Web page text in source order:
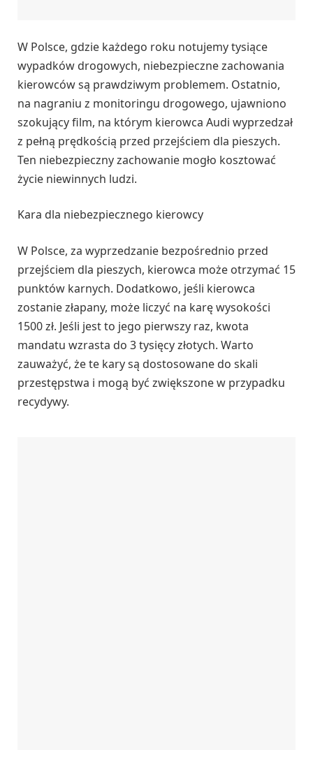
W Polsce, gdzie każdego roku notujemy tysiące
wypadków drogowych, niebezpieczne zachowania
kierowców są prawdziwym problemem. Ostatnio,
na nagraniu z monitoringu drogowego, ujawniono
szokujący film, na którym kierowca Audi wyprzedzał
z pełną prędkością przed przejściem dla pieszych.
Ten niebezpieczny zachowanie mogło kosztować
życie niewinnych ludzi.
Kara dla niebezpiecznego kierowcy
W Polsce, za wyprzedzanie bezpośrednio przed
przejściem dla pieszych, kierowca może otrzymać 15
punktów karnych. Dodatkowo, jeśli kierowca
zostanie złapany, może liczyć na karę wysokości
1500 zł. Jeśli jest to jego pierwszy raz, kwota
mandatu wzrasta do 3 tysięcy złotych. Warto
zauważyć, że te kary są dostosowane do skali
przestępstwa i mogą być zwiększone w przypadku
recydywy.